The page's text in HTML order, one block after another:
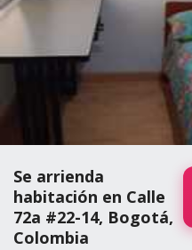
Se arrienda
habitación en Calle
72a #22-14, Bogotá,
Colombia